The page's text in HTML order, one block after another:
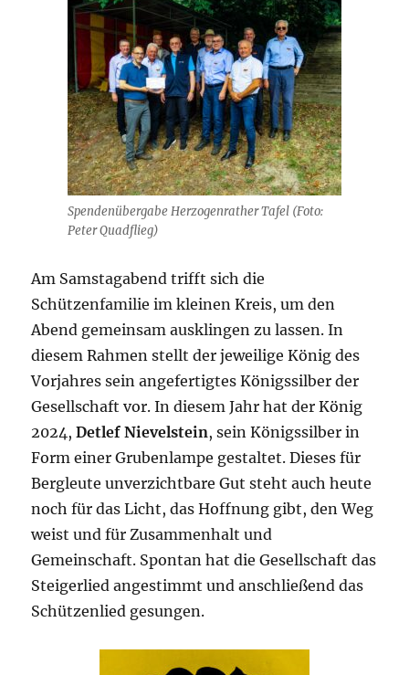
Spendenübergabe Herzogenrather Tafel (Foto:
Peter Quadflieg)
Am Samstagabend trifft sich die
Schützenfamilie im kleinen Kreis, um den
Abend gemeinsam ausklingen zu lassen. In
diesem Rahmen stellt der jeweilige König des
Vorjahres sein angefertigtes Königssilber der
Gesellschaft vor. In diesem Jahr hat der König
2024,Detlef Nievelstein, sein Königssilber in
Form einer Grubenlampe gestaltet. Dieses für
Bergleute unverzichtbare Gut steht auch heute
noch für das Licht, das Hoffnung gibt, den Weg
weist und für Zusammenhalt und
Gemeinschaft. Spontan hat die Gesellschaft das
Steigerlied angestimmt und anschließend das
Schützenlied gesungen.